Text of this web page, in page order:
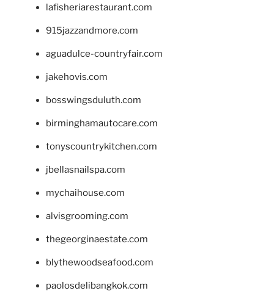
lafisheriarestaurant.com
915jazzandmore.com
aguadulce-countryfair.com
jakehovis.com
bosswingsduluth.com
birminghamautocare.com
tonyscountrykitchen.com
jbellasnailspa.com
mychaihouse.com
alvisgrooming.com
thegeorginaestate.com
blythewoodseafood.com
paolosdelibangkok.com